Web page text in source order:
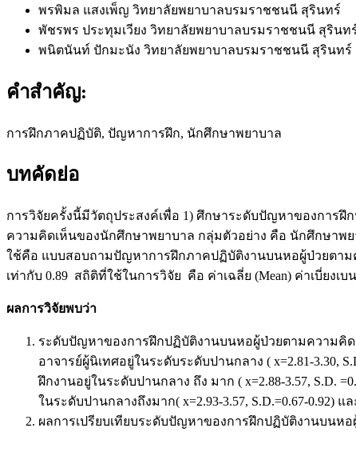
พรพิมล แสงเพ็ญ วิทยาลัยพยาบาลบรมราชชนนี สุรินทร์
พัชรพร ประทุมเวียง วิทยาลัยพยาบาลบรมราชชนนี สุรินท
พนิตนันท์ ปักมะนัง วิทยาลัยพยาบาลบรมราชชนนี สุรินทร์
คำสำคัญ:
การฝึกภาคปฏิบัติ, ปัญหาการฝึก, นักศึกษาพยาบาล
บทคัดย่อ
การวิจัยครั้งนี้มีวัตถุประสงค์เพื่อ 1) ศึกษาระดับปัญหาของการ
ความคิดเห็นของนักศึกษาพยาบาล กลุ่มตัวอย่าง คือ นักศึกษาพย
ใช้คือ แบบสอบถามปัญหาการฝึกภาคปฏิบัติงานบนหอผู้ป่วยตาม
เท่ากับ 0.89 สถิติที่ใช้ในการวิจัย คือ ค่าเฉลี่ย (Mean) ค่าเบี่ยงเบ
ผลการวิจัยพบว่า
ระดับปัญหาของการฝึกปฏิบัติงานบนหอผู้ป่วยตามความคิด
อาจารย์ผู้นิเทศอยู่ในระดับระดับปานกลาง ( x=2.81-3.30,
ฝึกงานอยู่ในระดับปานกลาง ถึง มาก ( x=2.88-3.57, S.D.
ในระดับปานกลางถึงมาก( x=2.93-3.57, S.D.=0.67-0.92)
ผลการเปรียบเทียบระดับปัญหาของการฝึกปฏิบัติงานบน